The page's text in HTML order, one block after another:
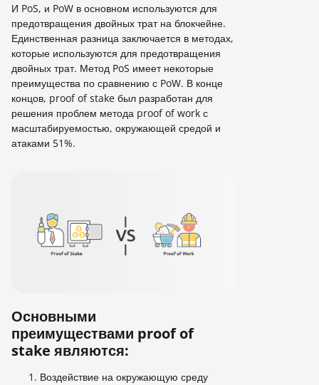
И PoS, и PoW в основном используются для
предотвращения двойных трат на блокчейне.
Единственная разница заключается в методах,
которые используются для предотвращения
двойных трат. Метод PoS имеет некоторые
преимущества по сравнению с PoW. В конце
концов, proof of stake был разработан для
решения проблем метода proof of work с
масштабируемостью, окружающей средой и
атаками 51%.
Основными
преимуществами proof of
stake являются:
Воздействие на окружающую среду